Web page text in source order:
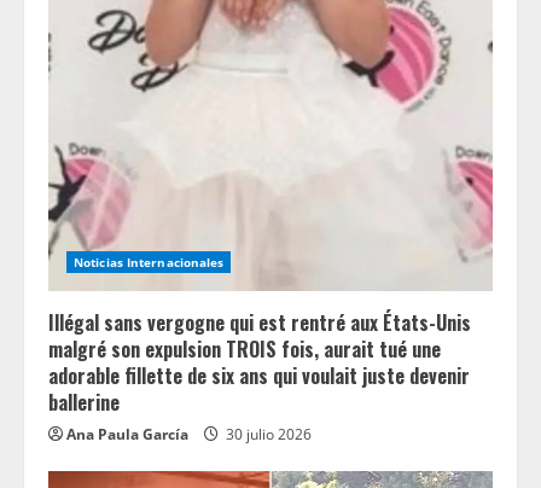
Noticias Internacionales
Illégal sans vergogne qui est rentré aux États-Unis
malgré son expulsion TROIS fois, aurait tué une
adorable fillette de six ans qui voulait juste devenir
ballerine
Ana Paula García 30 julio 2026